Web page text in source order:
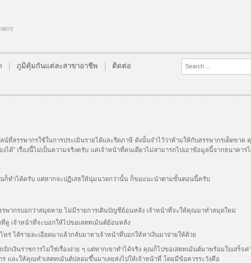
กร
ภูมิคุ้มกันแต่ละสาขาอาชีพ
ติดต่อ
พากรใช้ในการประเมินรายได้และรีดภาษี ดังนั้นจำไว้ว่าห้ามให้กับสรรพากรเด็ดขาด
ได้” เรื่องนี้ไม่เป็นความจริงครับ แค่เจ้าหน้าที่คนเดียวไม่สามารถไปเอาข้อมูลนี้จากธนาคาร
ได้ครับ แต่หากจะปฏิเสธให้นุ่มนวลกว่านั้น ก็ขอแนะนำตามขั้นตอนนี้ครับ
พากรบอกว่าสมุดหาย ไม่มีรายการเดินบัญชีย้อนหลัง เจ้าหน้าที่จะให้คุณมาทำสมุดใหม่
ดู เจ้าหน้าที่จะบอกให้ไปขอเสตทเม้นต์ย้อนหลัง
ร่ ได้รายละเอียดมาแล้วกลับมาหาเจ้าหน้าที่บอกให้หาเงินมาจ่ายให้ด้วย
าชการไม่ใช่เรื่องง่าย ๆ แต่หากเขาทำได้จริง คุณก็ไปขอเสตทเม้นต์มาพร้อมใบเสร็จค่
และให้คุณทำเสตทเม้นต์ปลอมขึ้นมาเลยส่งไปให้เจ้าหน้าที่ โดยมีข้อควรระวังคือ